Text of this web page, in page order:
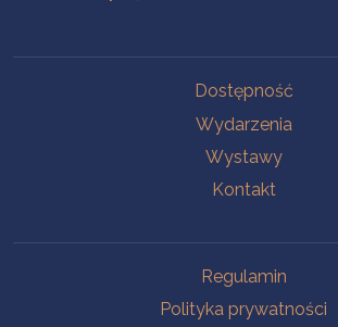
Dostępność
Wydarzenia
Wystawy
Kontakt
Regulamin
Polityka prywatności